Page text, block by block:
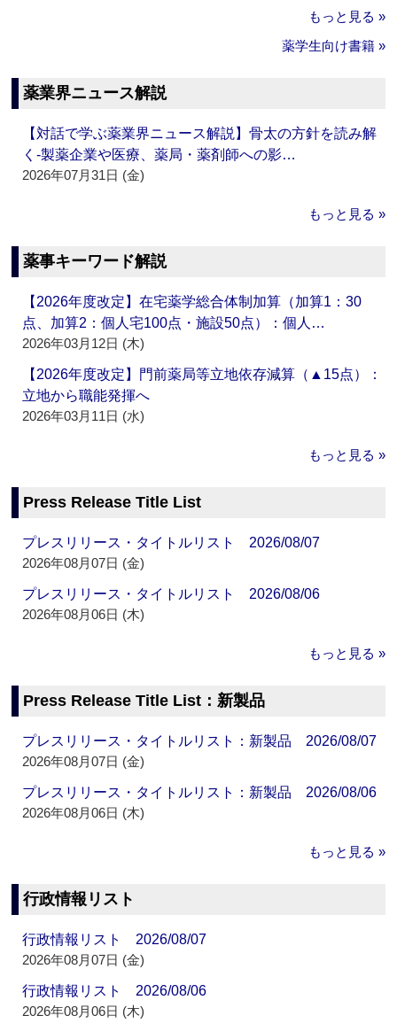
もっと見る »
薬学生向け書籍 »
薬業界ニュース解説
【対話で学ぶ薬業界ニュース解説】骨太の方針を読み解
く‐製薬企業や医療、薬局・薬剤師への影…
2026年07月31日 (金)
もっと見る »
薬事キーワード解説
【2026年度改定】在宅薬学総合体制加算（加算1：30
点、加算2：個人宅100点・施設50点）：個人…
2026年03月12日 (木)
【2026年度改定】門前薬局等立地依存減算（▲15点）：
立地から職能発揮へ
2026年03月11日 (水)
もっと見る »
Press Release Title List
プレスリリース・タイトルリスト 2026/08/07
2026年08月07日 (金)
プレスリリース・タイトルリスト 2026/08/06
2026年08月06日 (木)
もっと見る »
Press Release Title List：新製品
プレスリリース・タイトルリスト：新製品 2026/08/07
2026年08月07日 (金)
プレスリリース・タイトルリスト：新製品 2026/08/06
2026年08月06日 (木)
もっと見る »
行政情報リスト
行政情報リスト 2026/08/07
2026年08月07日 (金)
行政情報リスト 2026/08/06
2026年08月06日 (木)